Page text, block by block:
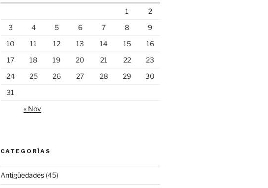
1
2
3
4 5 6 7 8
9
10
11 12 13 14 15
16
17
18 19 20 21 22
23
24
25 26 27 28 29
30
31
« Nov
CATEGORÍAS
Antigüedades(45)